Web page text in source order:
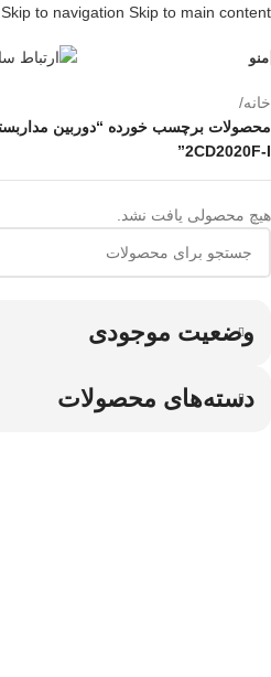
Skip to navigation Skip to main content
منو
وضعیت موجودی
دسته‌های محصولات
خانه/
2CD2020F-I”
هیچ محصولی یافت نشد.